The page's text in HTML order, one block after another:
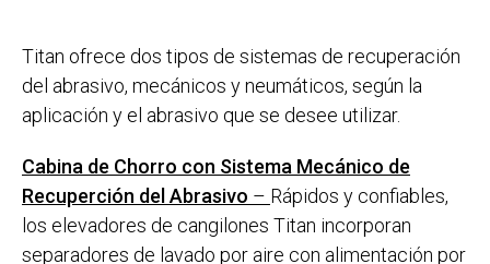
Titan ofrece dos tipos de sistemas de recuperación
del abrasivo, mecánicos y neumáticos, según la
aplicación y el abrasivo que se desee utilizar.
Cabina de Chorro con Sistema Mecánico de
Recuperción del Abrasivo – Rápidos y confiables,
los elevadores de cangilones Titan incorporan
separadores de lavado por aire con alimentación por